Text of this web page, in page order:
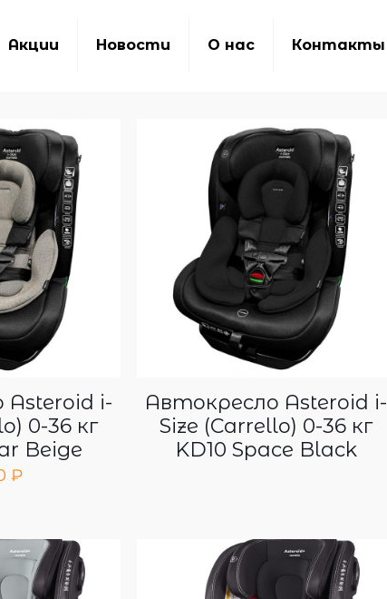
Акции Новости О нас Контакты
Asteroid i-
0-36 кг
Beige
₽
Автокресло Asteroid i-
Size (Carrello) 0-36 кг
KD10 Space Black